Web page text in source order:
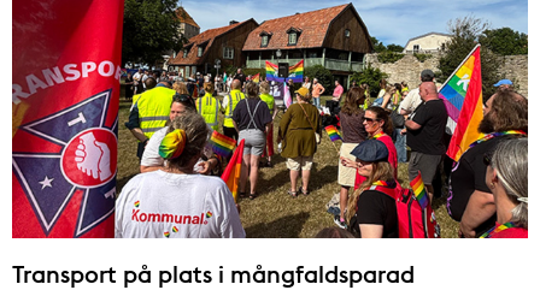
Transport på plats i mångfaldsparad